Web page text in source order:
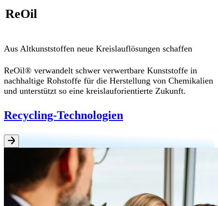
ReOil
Aus Altkunststoffen neue Kreislauflösungen schaffen
ReOil® verwandelt schwer verwertbare Kunststoffe in
nachhaltige Rohstoffe für die Herstellung von Chemikalien
und unterstützt so eine kreislauforientierte Zukunft.
Recycling-Technologien